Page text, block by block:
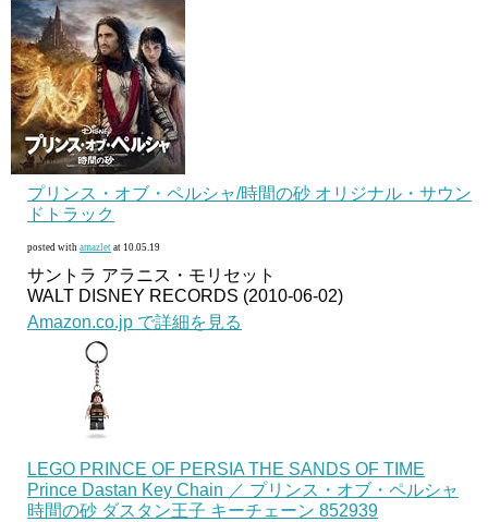
プリンス・オブ・ペルシャ/時間の砂 オリジナル・サウン
ドトラック
posted with amazlet at 10.05.19
サントラ アラニス・モリセット
WALT DISNEY RECORDS (2010-06-02)
Amazon.co.jp で詳細を見る
LEGO PRINCE OF PERSIA THE SANDS OF TIME
Prince Dastan Key Chain ／ プリンス・オブ・ペルシャ
時間の砂 ダスタン王子 キーチェーン 852939